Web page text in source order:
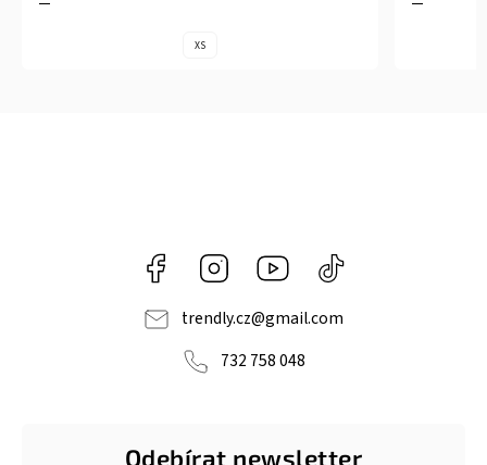
S
Facebook Instagram https://www.youtube.com/
navlnetrendu5284
trendly.cz@gmail.com
732 758 048
Odebírat newsletter